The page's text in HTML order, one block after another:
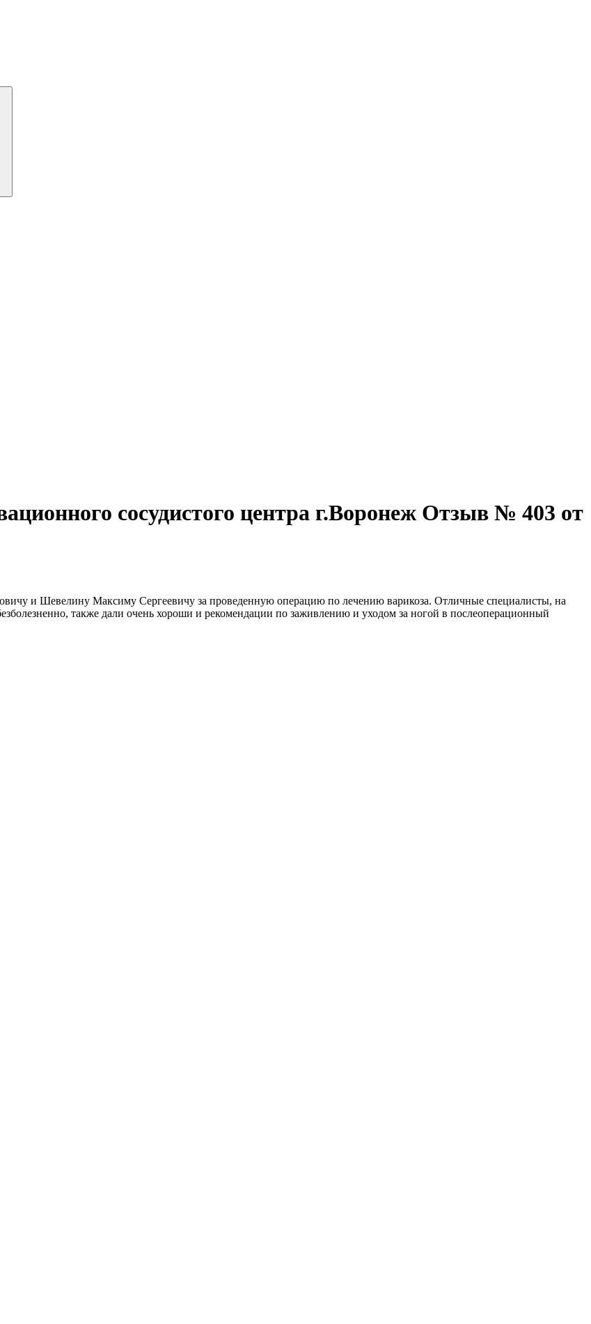
сосудистого центра г.Воронеж Отзыв № 403 от
и Шевелину Максиму Сергеевичу за проведенную операцию по лечению варикоза. Отличные специалисты, на
также дали очень хороши и рекомендации по заживлению и уходом за ногой в послеоперационный